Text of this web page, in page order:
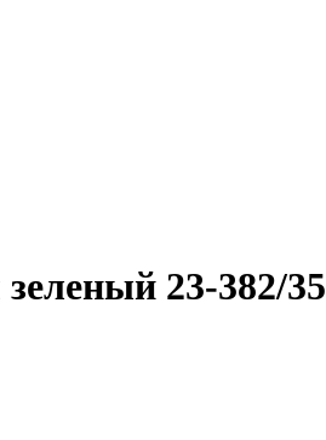
23-382/35